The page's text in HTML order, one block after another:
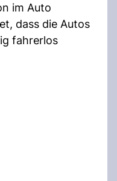
im Auto
dass die Autos
fahrerlos